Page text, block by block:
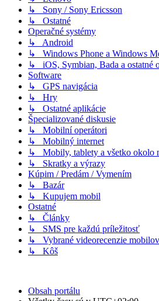
↳ Sony / Sony Ericsson
↳ Ostatné
Operačné systémy
↳ Android
↳ Windows Phone a Windows
↳ iOS, Symbian, Bada a ostatné
Software
↳ GPS navigácia
↳ Hry
↳ Ostatné aplikácie
Špecializované diskusie
↳ Mobilní operátori
↳ Mobilný internet
↳ Mobily, tablety a všetko okolo
↳ Skratky a výrazy
Kúpim / Predám / Vymením
↳ Bazár
↳ Kupujem mobil
Ostatné
↳ Články
↳ SMS pre každú príležitosť
↳ Vybrané videorecenzie mobilov
↳ Kôš
Obsah portálu